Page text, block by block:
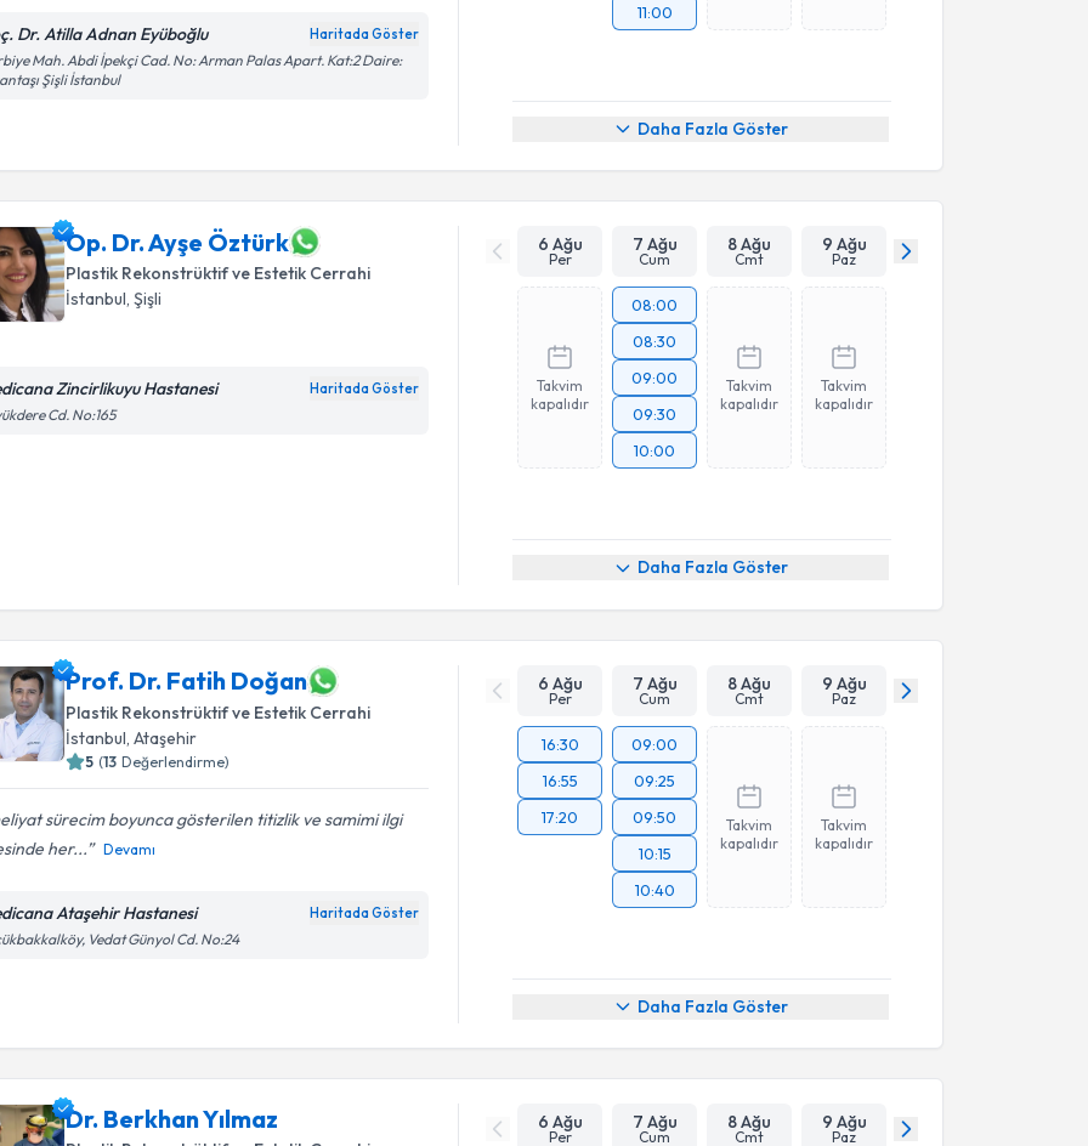
Dr. Atilla Adnan Eyüboğlu Haritada Göster
Mah. Abdi İpekçi Cad. No: Arman Palas Apart. Kat:2 Daire:
Şişli İstanbul
11:00
Daha Fazla Göster
Op. Dr. Ayşe Öztürk
Plastik Rekonstrüktif ve Estetik Cerrahi
İstanbul, Şişli
Zincirlikuyu Hastanesi Haritada Göster
Cd. No:165
6 Ağu
Per
7 Ağu
Cum
8 Ağu
Cmt
9 Ağu
Paz
Takvim
kapalıdır
08:00
08:30
09:00
09:30
10:00
Takvim
kapalıdır
Takvim
kapalıdır
Daha Fazla Göster
Prof. Dr. Fatih Doğan
Plastik Rekonstrüktif ve Estetik Cerrahi
İstanbul , Ataşehir
5 (13 Değerlendirme)
sürecim boyunca gösterilen titizlik ve samimi ilgi
her...
Devamı
Ataşehir Hastanesi Haritada Göster
Vedat Günyol Cd. No:24
6 Ağu
Per
7 Ağu
Cum
8 Ağu
Cmt
9 Ağu
Paz
16:30
16:55
17:20
09:00
09:25
09:50
10:15
10:40
Takvim
kapalıdır
Takvim
kapalıdır
Daha Fazla Göster
Dr. Berkhan Yılmaz 6 Ağu
Per
7 Ağu
Cum
8 Ağu
Cmt
9 Ağu
Paz